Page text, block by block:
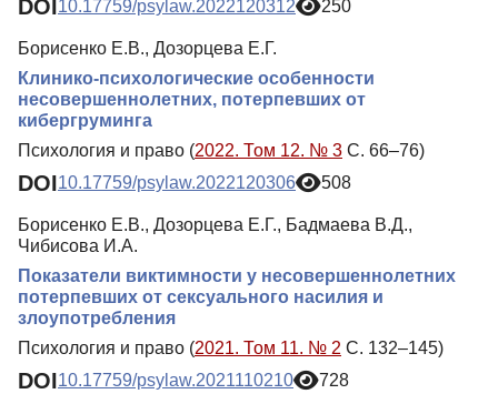
DOI 10.17759/psylaw.2022120312 250
Борисенко Е.В., Дозорцева Е.Г.
Клинико-психологические особенности
несовершеннолетних, потерпевших от
кибергруминга
Психология и право (2022. Том 12. № 3 С. 66–76)
DOI10.17759/psylaw.2022120306 508
Борисенко Е.В., Дозорцева Е.Г., Бадмаева В.Д.,
Чибисова И.А.
Показатели виктимности у несовершеннолетних
потерпевших от сексуального насилия и
злоупотребления
Психология и право (2021. Том 11. № 2 С. 132–145)
DOI10.17759/psylaw.2021110210 728